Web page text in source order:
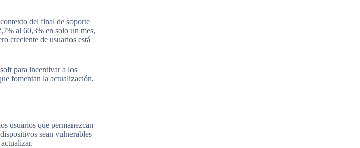
del final de soporte
al 60,3% en solo un mes,
creciente de usuarios está
para incentivar a los
fomentan la actualización,
usuarios que permanezcan
sean vulnerables